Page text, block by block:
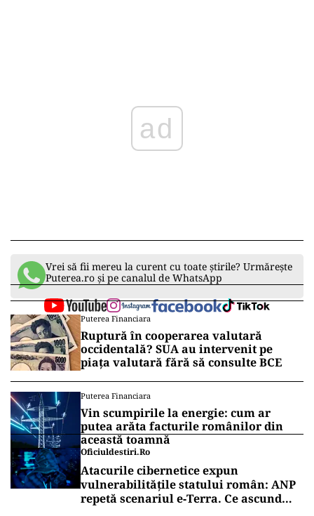
ad
Vrei să fii mereu la curent cu toate știrile? Urmărește
Puterea.ro și pe canalul de WhatsApp
Puterea Financiara
Ruptură în cooperarea valutară
occidentală? SUA au intervenit pe
piața valutară fără să consulte BCE
Puterea Financiara
Vin scumpirile la energie: cum ar
putea arăta facturile românilor din
această toamnă
Oficiuldestiri.ro
Atacurile cibernetice expun
vulnerabilitățile statului român: ANP
repetă scenariul e‑Terra. Ce ascund